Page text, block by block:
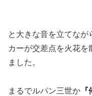
と大きな音を立てな
カーが交差点を火花を
ました。
まるでルパン三世か